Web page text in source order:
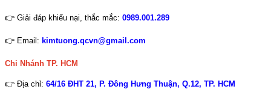
👉 Giải đáp khiếu nại, thắc mắc: 0989.001.289
👉 Email: kimtuong.qcvn@gmail.com
Chi Nhánh TP. HCM
👉 Địa chỉ: 64/16 ĐHT 21, P. Đông Hưng Thuận, Q.12, TP. HCM